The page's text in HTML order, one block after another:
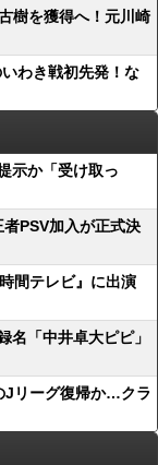
樹を獲得へ！元川崎
わき戦初先発！な
示か「受け取っ
者PSV加入が正式決
間テレビ』に出演
名「中井卓大ピピ」
Jリーグ復帰か…クラ